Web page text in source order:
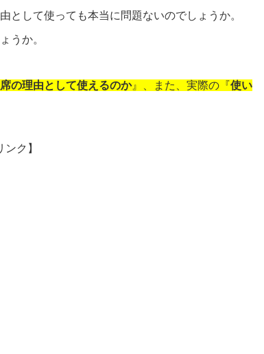
として使っても本当に問題ないのでしょうか。
うか。
の理由として使えるのか』、また、実際の『使い
ンク】